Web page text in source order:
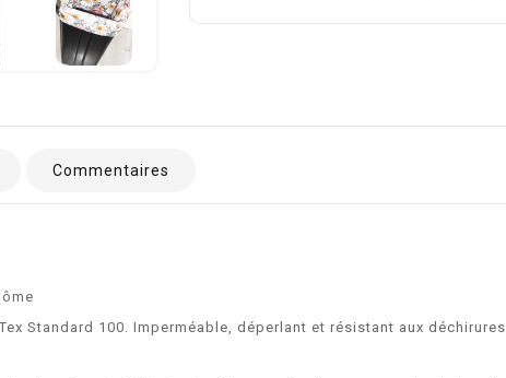
Commentaires
Standard 100. Imperméable, déperlant et résistant aux déchirures.